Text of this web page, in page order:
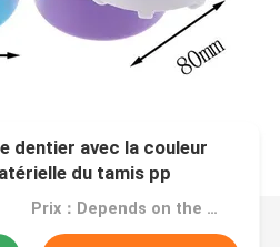
dentier avec la couleur
du tamis pp
Prix：Depends on the order quantity